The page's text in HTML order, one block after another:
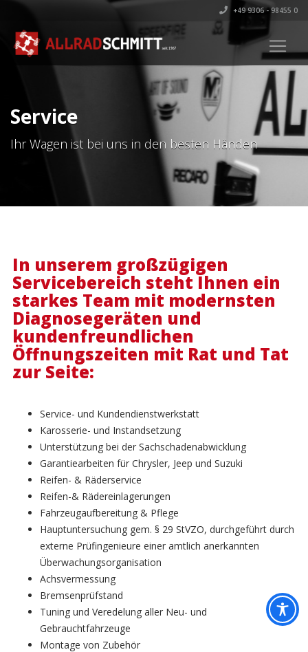
+49 9306 - 98455 0
Service
Ihr Wagen ist bei uns in den besten Händen
In unserem großzügigen
Servicebereich steht Ihnen ein
starkes Team mit modernsten
Diagnosegeräten und
kundenfreundlichen
Öffnungszeiten mit Rat und Tat
zur Seite:
Service- und Kundendienstwerkstatt
Karosserie- und Instandsetzung
Unterstützung bei der Sachschadenabwicklung
Garantiearbeiten für Chrysler, Jeep und Suzuki
Reifen- & Räderservice
Reifen-& Rädereinlagerungen
Fahrzeugaufbereitung & Pflege
Hauptuntersuchung gem. § 29 StVZO, durchgeführt durch
externe Prüfingenieure einer amtlich anerkannten
Überwachungsorganisation
Achsvermessung
Bremsenprüfstand
Tuning und Veredelung aller Neu- und
Gebrauchtfahrzeuge
Montage von Zubehör